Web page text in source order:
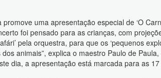
uma apresentação especial de ‘O
foi pensado para as crianças, com
pela orquestra, para que os ‘pequenos
animais”, explica o maestro Paulo de
dia, a apresentação está marcada para as